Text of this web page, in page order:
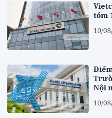
tóm
10/
Nội
10/